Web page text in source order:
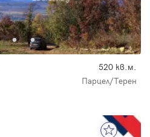
520 кв.м.
Парцел/Терен